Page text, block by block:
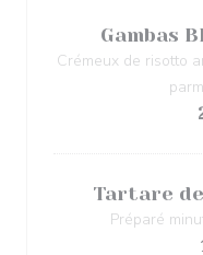
Gambas
Crémeux de risotto
Tartare
Préparé